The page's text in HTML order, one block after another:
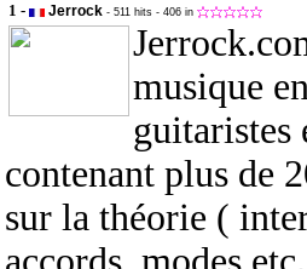
1 - Jerrock - 511 hits - 406 in
musique
guitaristes
contenant plus de
sur la théorie (